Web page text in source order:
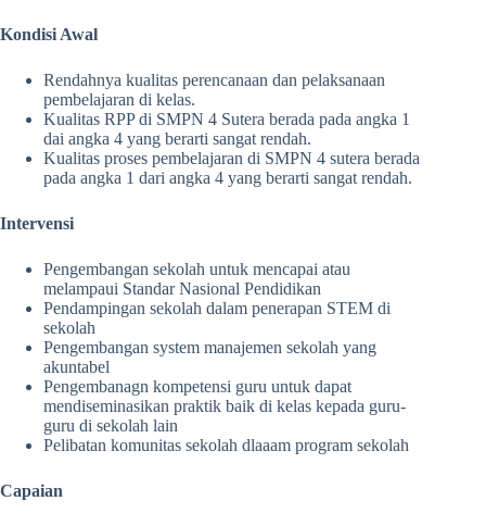
Kondisi Awal
Rendahnya kualitas perencanaan dan pelaksanaan
pembelajaran di kelas.
Kualitas RPP di SMPN 4 Sutera berada pada angka 1
dai angka 4 yang berarti sangat rendah.
Kualitas proses pembelajaran di SMPN 4 sutera berada
pada angka 1 dari angka 4 yang berarti sangat rendah.
Intervensi
Pengembangan sekolah untuk mencapai atau
melampaui Standar Nasional Pendidikan
Pendampingan sekolah dalam penerapan STEM di
sekolah
Pengembangan system manajemen sekolah yang
akuntabel
Pengembanagn kompetensi guru untuk dapat
mendiseminasikan praktik baik di kelas kepada guru-
guru di sekolah lain
Pelibatan komunitas sekolah dlaaam program sekolah
Capaian